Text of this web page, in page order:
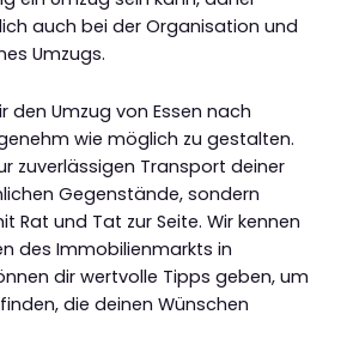
auch bei der Organisation und
Umzugs.
den Umzug von Essen nach
wie möglich zu gestalten.
zuverlässigen Transport deiner
Gegenstände, sondern
Rat und Tat zur Seite. Wir kennen
des Immobilienmarkts in
dir wertvolle Tipps geben, um
die deinen Wünschen